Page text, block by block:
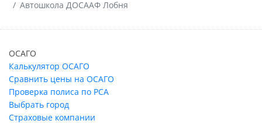
Автошкола ДОСААФ Лобня
ОСАГО
Калькулятор ОСАГО
Сравнить цены на ОСАГО
Проверка полиса по РСА
Выбрать город
Страховые компании